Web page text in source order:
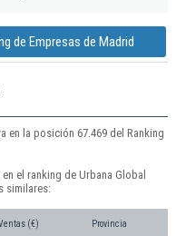
de Empresas de Madrid
en la posición 67.469 del Ranking
el ranking de Urbana Global
similares:
(€) Provincia